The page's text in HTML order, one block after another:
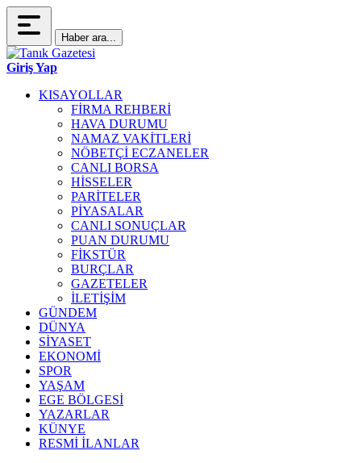
Haber ara...
Giriş Yap
KISAYOLLAR
FİRMA REHBERİ
HAVA DURUMU
NAMAZ VAKİTLERİ
NÖBETÇİ ECZANELER
CANLI BORSA
HİSSELER
PARİTELER
PİYASALAR
CANLI SONUÇLAR
PUAN DURUMU
FİKSTÜR
BURÇLAR
GAZETELER
İLETİŞİM
GÜNDEM
DÜNYA
SİYASET
EKONOMİ
SPOR
YAŞAM
EGE BÖLGESİ
YAZARLAR
KÜNYE
RESMİ İLANLAR